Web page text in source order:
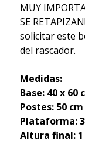
MUY
SE
solicitar este
del rascador.
Medidas:
Base: 40 x 60
Postes: 50
Plataforma:
Altura final: 1